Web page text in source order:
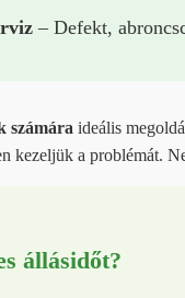
– Defekt,
számára ideális
kezeljük a problémát.
állásidőt?